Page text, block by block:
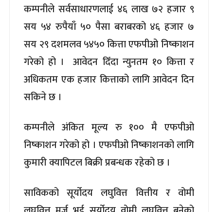
कम्पनीले सर्वसाधारणलाई ४६ लाख ७२ हजार ९
सय ५४ रुपैयाँ ५० पैसा बराबरको ४६ हजार ७
सय २९ दशमलव ५४५० कित्ता एफपीओ निष्काशन
गरेको हो । आवेदन दिँदा न्युनतम १० कित्ता र
अधिकतम एक हजार कित्ताको लागि आवेदन दिन
सकिने छ ।
कम्पनीले अंकित मूल्य रु १०० मै एफपीओ
निष्काशन गरेको हो । एफपीओ निष्काशनको लागि
कुमारी क्यापिटल बिक्री प्रबन्धक रहेको छ ।
साविकको सूर्योदय लघुवित्त वित्तीय र वोमी